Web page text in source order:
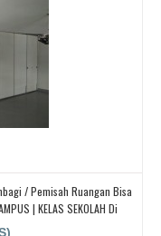
/ Pemisah Ruangan Bisa
| KELAS SEKOLAH Di